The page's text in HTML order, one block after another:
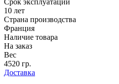
10 лет
Страна производства
Франция
Наличие товара
На заказ
Вес
4520 гр.
Доставка